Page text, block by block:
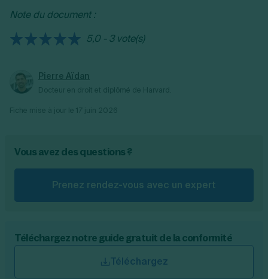
Note du document :
5,0 - 3 vote(s)
Pierre Aïdan
Vous avez des questions ?
Prenez rendez-vous avec un expert
Téléchargez notre guide gratuit de la conformité
Téléchargez